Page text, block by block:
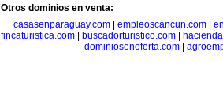
Otros dominios en venta:
casasenparaguay.com| empleoscancun.com|
fincaturistica.com
buscadorturistico.com
dominiosenoferta.com|